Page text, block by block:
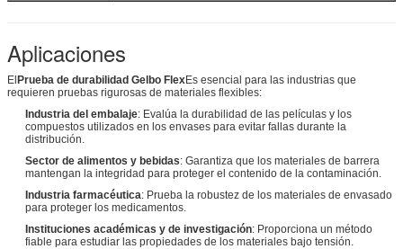
Aplicaciones
ElPrueba de durabilidad Gelbo FlexEs esencial para las industrias que
requieren pruebas rigurosas de materiales flexibles:
Industria del embalaje: Evalúa la durabilidad de las películas y los
compuestos utilizados en los envases para evitar fallas durante la
distribución.
Sector de alimentos y bebidas: Garantiza que los materiales de barrera
mantengan la integridad para proteger el contenido de la contaminación.
Industria farmacéutica: Prueba la robustez de los materiales de envasado
para proteger los medicamentos.
Instituciones académicas y de investigación: Proporciona un método
fiable para estudiar las propiedades de los materiales bajo tensión.